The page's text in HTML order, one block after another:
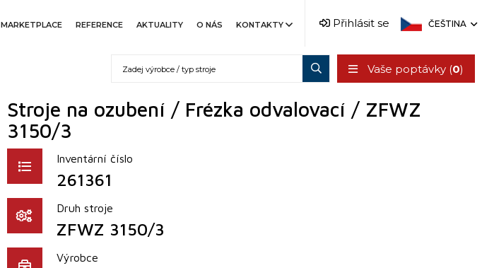
MARKETPLACE REFERENCE AKTUALITY O NÁS KONTAKTY Přihlásit se ČEŠTINA
Vaše poptávky (0)
Stroje na ozubení / Frézka odvalovací / ZFWZ
3150/3
Inventární číslo
261361
Druh stroje
ZFWZ 3150/3
Výrobce